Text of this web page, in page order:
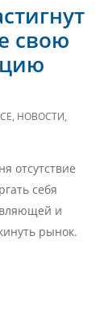
свою
, НОВОСТИ,
отсутствие
себя
и
рынок.